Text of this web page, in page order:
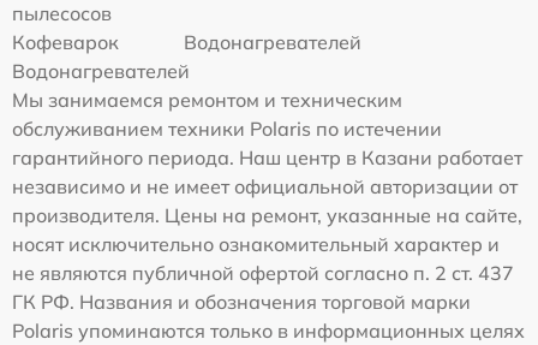
пылесосов
Кофеварок
Водонагревателей
Водонагревателей
Мы занимаемся ремонтом и техническим
обслуживанием техники Polaris по истечении
гарантийного периода. Наш центр в Казани работает
независимо и не имеет официальной авторизации от
производителя. Цены на ремонт, указанные на сайте,
носят исключительно ознакомительный характер и
не являются публичной офертой согласно п. 2 ст. 437
ГК РФ. Названия и обозначения торговой марки
Polaris упоминаются только в информационных целях